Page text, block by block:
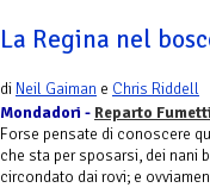
La Regina nel
di Neil Gaiman e Chris Riddell
Mondadori - Reparto Fumetti
Forse pensate di conoscere
che sta per sposarsi, dei nani
circondato dai rovi; e